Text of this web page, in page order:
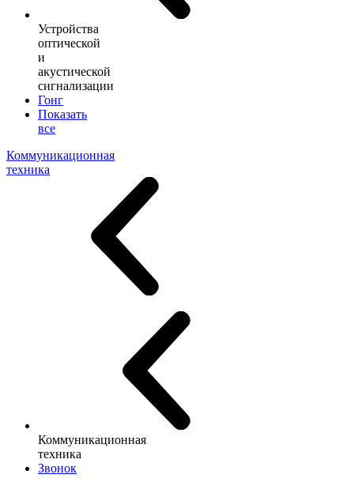
Устройства
оптической
и
акустической
сигнализации
Гонг
Показать
все
Коммуникационная
техника
Коммуникационная
техника
Звонок